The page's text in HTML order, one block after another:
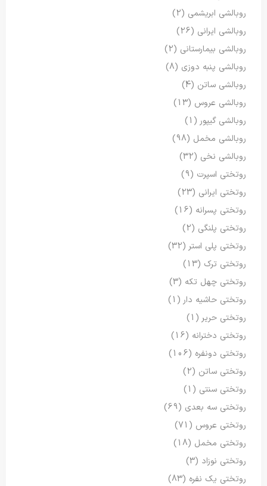
روبالشی ابریشمی (2)
روبالشی ایرانی (26)
روبالشی بیمارستانی (2)
روبالشی پنبه دوزی (8)
روبالشی ساتن (4)
روبالشی عروس (13)
روبالشی گیپور (1)
روبالشی مخمل (98)
روبالشی نخی (32)
روتختی اسپرت (9)
روتختی ایرانی (23)
روتختی پسرانه (16)
روتختی پلنگی (2)
روتختی پلی استر (32)
روتختی ترک (13)
روتختی چهل تکه (3)
روتختی حاشیه دار (1)
روتختی حریر (1)
روتختی دخترانه (16)
روتختی دونفره (106)
روتختی ساتن (2)
روتختی سنتی (1)
روتختی سه بعدی (69)
روتختی عروس (71)
روتختی مخمل (18)
روتختی نوزاد (3)
روتختی یک نفره (83)